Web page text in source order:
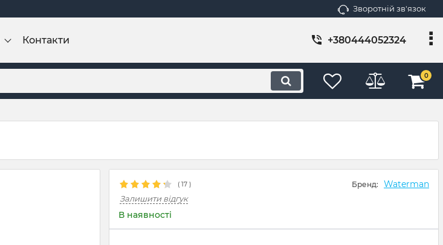
Зворотній зв'язок
Контакти +380444052324
0
( 17 ) Бренд: Waterman
Залишити відгук
В наявності